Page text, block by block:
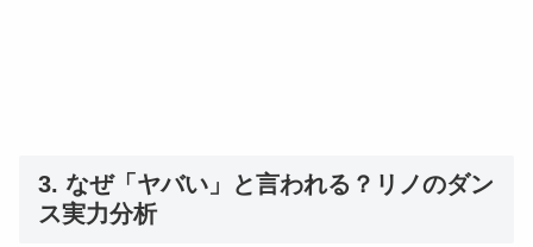
3. なぜ「ヤバい」と言われる？リノのダン
ス実力分析